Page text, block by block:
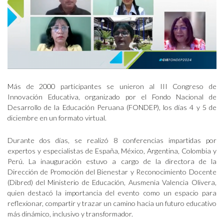
Más de 2000 participantes se unieron al III Congreso de
Innovación Educativa, organizado por el Fondo Nacional de
Desarrollo de la Educación Peruana (FONDEP), los días 4 y 5 de
diciembre en un formato virtual.
Durante dos días, se realizó 8 conferencias impartidas por
expertos y especialistas de España, México, Argentina, Colombia y
Perú. La inauguración estuvo a cargo de la directora de la
Dirección de Promoción del Bienestar y Reconocimiento Docente
(Dibred) del Ministerio de Educación, Ausmenia Valencia Olivera,
quien destacó la importancia del evento como un espacio para
reflexionar, compartir y trazar un camino hacia un futuro educativo
más dinámico, inclusivo y transformador.